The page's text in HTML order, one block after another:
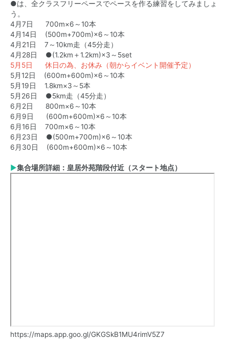
●は、全クラスフリーペースでペースを作る練習をしてみましょ
う。
4月7日 700m×6～10本
4月14日 (500m+700m)×6～10本
4月21日 7～10km走（45分走）
4月28日 ●(1.2km＋1.2km)×3～5set
5月5日 休日の為、お休み（朝からイベント開催予定）
5月12日 (600m+600m)×6～10本
5月19日 1.8km×3～5本
5月26日 ●5km走（45分走）
6月2日 800m×6～10本
6月9日 (600m+600m)×6～10本
6月16日 700m×6～10本
6月23日 ●(500m+700m)×6～10本
6月30日 (600m+600m)×6～10本
▶集合場所詳細：皇居外苑階段付近（スタート地点）
https://maps.app.goo.gl/GKGSkB1MU4rimV5Z7